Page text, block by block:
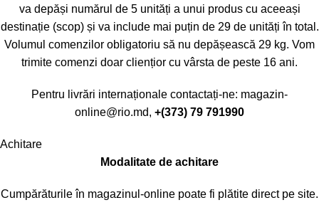
va depăși numărul de 5 unități a unui produs cu aceeași
destinație (scop) și va include mai puțin de 29 de unități în total.
Volumul comenzilor obligatoriu să nu depășească 29 kg. Vom
trimite comenzi doar cliențior cu vârsta de peste 16 ani.
Pentru livrări internaționale contactați-ne: magazin-
online@rio.md, +(373) 79 791990
Achitare
Modalitate de achitare
Cumpărăturile în magazinul-online poate fi plătite direct pe site.